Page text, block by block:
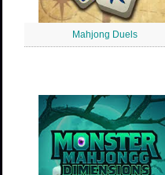
Mahjong Duels